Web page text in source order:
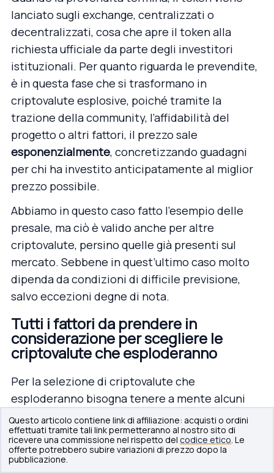
lanciato sugli exchange, centralizzati o
decentralizzati, cosa che apre il token alla
richiesta ufficiale da parte degli investitori
istituzionali. Per quanto riguarda le prevendite,
è in questa fase che si trasformano in
criptovalute esplosive, poiché tramite la
trazione della community, l’affidabilità del
progetto o altri fattori, il prezzo sale
esponenzialmente, concretizzando guadagni
per chi ha investito anticipatamente al miglior
prezzo possibile.
Abbiamo in questo caso fatto l’esempio delle
presale, ma ciò è valido anche per altre
criptovalute, persino quelle già presenti sul
mercato. Sebbene in quest’ultimo caso molto
dipenda da condizioni di difficile previsione,
salvo eccezioni degne di nota.
Tutti i fattori da prendere in
considerazione per scegliere le
criptovalute che esploderanno
Per la selezione di criptovalute che
esploderanno bisogna tenere a mente alcuni
fattori che possono influire sull’aumento di
prezzo dei token. Dovete anche ricordare però
che non tutti gli eventi sonoprevedibili.
Questo articolo contiene link di affiliazione: acquisti o ordini
effettuati tramite tali link permetteranno al nostro sito di
ricevere una commissione nel rispetto del codice etico. Le
offerte potrebbero subire variazioni di prezzo dopo la
pubblicazione.